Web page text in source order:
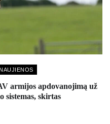
armijos apdovanojimą už
sistemas, skirtas